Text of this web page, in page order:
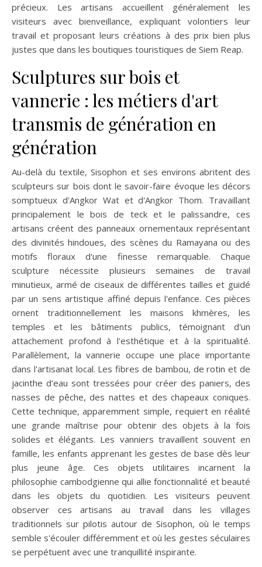
précieux. Les artisans accueillent généralement les
visiteurs avec bienveillance, expliquant volontiers leur
travail et proposant leurs créations à des prix bien plus
justes que dans les boutiques touristiques de Siem Reap.
Sculptures sur bois et
vannerie : les métiers d'art
transmis de génération en
génération
Au-delà du textile, Sisophon et ses environs abritent des
sculpteurs sur bois dont le savoir-faire évoque les décors
somptueux d'Angkor Wat et d'Angkor Thom. Travaillant
principalement le bois de teck et le palissandre, ces
artisans créent des panneaux ornementaux représentant
des divinités hindoues, des scènes du Ramayana ou des
motifs floraux d'une finesse remarquable. Chaque
sculpture nécessite plusieurs semaines de travail
minutieux, armé de ciseaux de différentes tailles et guidé
par un sens artistique affiné depuis l'enfance. Ces pièces
ornent traditionnellement les maisons khmères, les
temples et les bâtiments publics, témoignant d'un
attachement profond à l'esthétique et à la spiritualité.
Parallèlement, la vannerie occupe une place importante
dans l'artisanat local. Les fibres de bambou, de rotin et de
jacinthe d'eau sont tressées pour créer des paniers, des
nasses de pêche, des nattes et des chapeaux coniques.
Cette technique, apparemment simple, requiert en réalité
une grande maîtrise pour obtenir des objets à la fois
solides et élégants. Les vanniers travaillent souvent en
famille, les enfants apprenant les gestes de base dès leur
plus jeune âge. Ces objets utilitaires incarnent la
philosophie cambodgienne qui allie fonctionnalité et beauté
dans les objets du quotidien. Les visiteurs peuvent
observer ces artisans au travail dans les villages
traditionnels sur pilotis autour de Sisophon, où le temps
semble s'écouler différemment et où les gestes séculaires
se perpétuent avec une tranquillité inspirante.